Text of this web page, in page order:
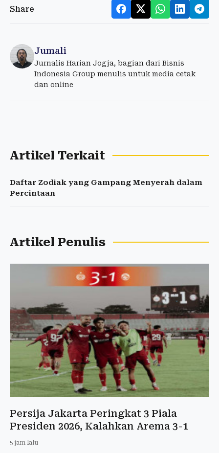
Share
Jumali
Jurnalis Harian Jogja, bagian dari Bisnis
Indonesia Group menulis untuk media cetak
dan online
Artikel Terkait
Daftar Zodiak yang Gampang Menyerah dalam
Percintaan
Artikel Penulis
Persija Jakarta Peringkat 3 Piala
Presiden 2026, Kalahkan Arema 3-1
5 jam lalu